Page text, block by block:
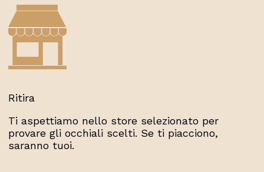
Ritira
Ti aspettiamo nello store selezionato per
provare gli occhiali scelti. Se ti piacciono,
saranno tuoi.